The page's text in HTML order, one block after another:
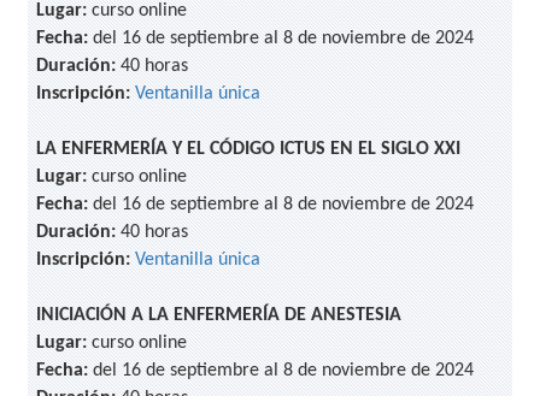
Lugar: curso online
Fecha: del 16 de septiembre al 8 de noviembre de 2024
Duración: 40 horas
Inscripción: Ventanilla única
LA ENFERMERÍA Y EL CÓDIGO ICTUS EN EL SIGLO XXI
Lugar: curso online
Fecha: del 16 de septiembre al 8 de noviembre de 2024
Duración: 40 horas
Inscripción: Ventanilla única
INICIACIÓN A LA ENFERMERÍA DE ANESTESIA
Lugar: curso online
Fecha: del 16 de septiembre al 8 de noviembre de 2024